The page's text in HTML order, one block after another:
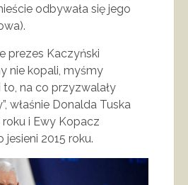
odbywała się jego
prezes Kaczyński
nie kopali, myśmy
na co przyzwalały
właśnie Donalda Tuska
i Ewy Kopacz
jesieni 2015 roku.